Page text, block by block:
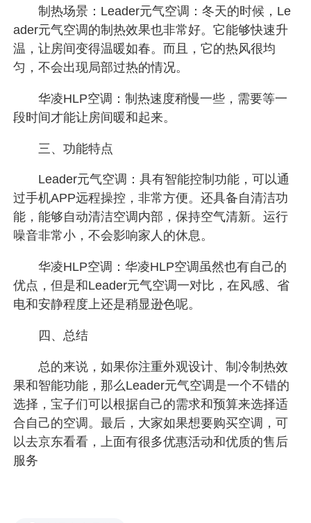
制热场景：Leader元气空调：冬天的时候，Le
ader元气空调的制热效果也非常好。它能够快速升
温，让房间变得温暖如春。而且，它的热风很均
匀，不会出现局部过热的情况。
华凌HLP空调：制热速度稍慢一些，需要等一
段时间才能让房间暖和起来。
三、功能特点
Leader元气空调：具有智能控制功能，可以通
过手机APP远程操控，非常方便。还具备自清洁功
能，能够自动清洁空调内部，保持空气清新。运行
噪音非常小，不会影响家人的休息。
华凌HLP空调：华凌HLP空调虽然也有自己的
优点，但是和Leader元气空调一对比，在风感、省
电和安静程度上还是稍显逊色呢。
四、总结
总的来说，如果你注重外观设计、制冷制热效
果和智能功能，那么Leader元气空调是一个不错的
选择，宝子们可以根据自己的需求和预算来选择适
合自己的空调。最后，大家如果想要购买空调，可
以去京东看看，上面有很多优惠活动和优质的售后
服务